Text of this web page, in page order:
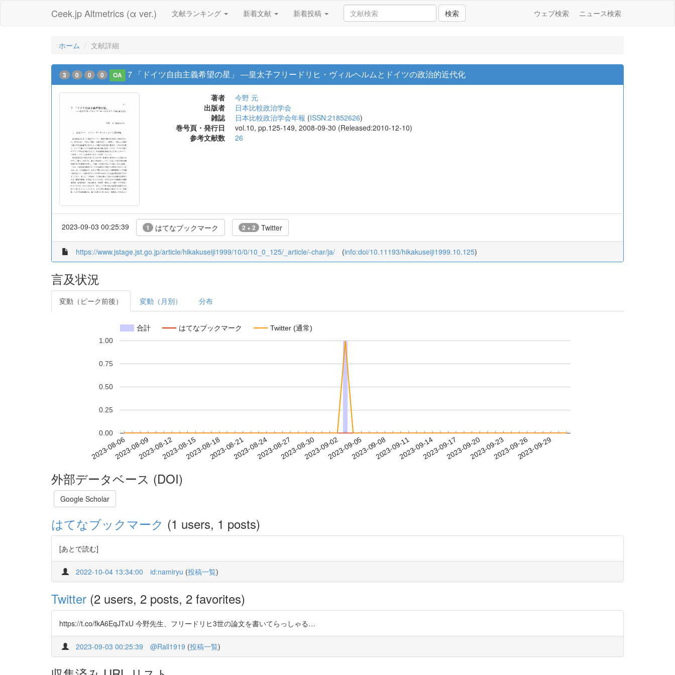
Ceek.jp Altmetrics (α ver.) 文献ランキング 新着文献 新着投稿 検索 ウェブ検索 ニュース検索
ホーム 文献詳細
3 0 0 0 OA 7 「ドイツ自由主義希望の星」 ―皇太子フリードリヒ・ヴィルヘルムとドイツの政治的近代化
著者
今野 元
出版者
日本比較政治学会
雑誌
日本比較政治学会年報 (ISSN:21852626)
巻号頁・発行日
vol.10, pp.125-149, 2008-09-30 (Released:2010-12-10)
参考文献数
26
2023-09-03 00:25:39 1 はてなブックマーク 2 + 2 Twitter
https://www.jstage.jst.go.jp/article/hikakuseiji1999/10/0/10_0_125/_article/-char/ja/ (info:doi/10.11193/hikakuseiji1999.10.125)
言及状況
変動（ピーク前後） 変動（月別） 分布
合計 はてなブックマーク Twitter (通常)
2023-08-062023-08-092023-08-122023-08-152023-08-182023-08-212023-08-242023-08-272023-08-302023-09-022023-09-052023-09-082023-09-112023-09-142023-09-172023-09-202023-09-232023-09-262023-09-29
0.00
0.25
0.50
0.75
1.00
外部データベース (DOI)
Google Scholar
はてなブックマーク (1 users, 1 posts)
[あとで読む]
2022-10-04 13:34:00 id:namiryu (投稿一覧)
Twitter (2 users, 2 posts, 2 favorites)
https://t.co/fkA6EqJTxU 今野先生、フリードリヒ3世の論文を書いてらっしゃる…
2023-09-03 00:25:39 @Rall1919 (投稿一覧)